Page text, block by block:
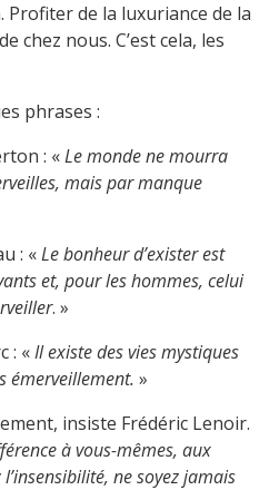
de la luxuriance de la
chez nous. C’est cela, les
phrases :
: «Le monde ne mourra
mais par manque
: «Le bonheur d’exister est
et, pour les hommes, celui
. »
: «Il existe des vies mystiques
émerveillement. »
insiste Frédéric Lenoir.
à vous-mêmes, aux
ne soyez jamais